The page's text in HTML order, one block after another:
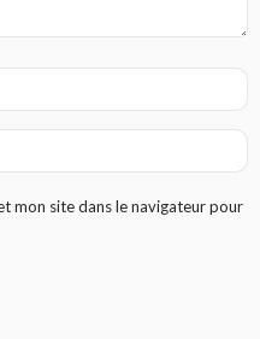
mon site dans le navigateur pour